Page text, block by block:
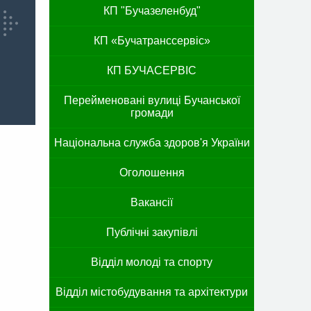
КП "Бучазеленбуд"
КП «Бучатранссервіс»
КП БУЧАСЕРВІС
Перейменовані вулиці Бучанської
громади
Національна служба здоров'я України
Оголошення
Вакансії
Публічні закупівлі
Відділ молоді та спорту
Відділ містобудування та архітектури